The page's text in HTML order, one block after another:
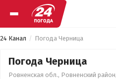
24 Канал Погода Черница
Погода Черница
Ровненская обл., Ровненский